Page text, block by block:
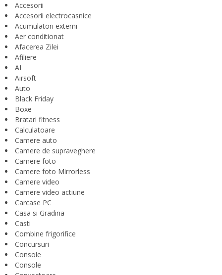
Accesorii
Accesorii electrocasnice
Acumulatori externi
Aer conditionat
Afacerea Zilei
Afiliere
AI
Airsoft
Auto
Black Friday
Boxe
Bratari fitness
Calculatoare
Camere auto
Camere de supraveghere
Camere foto
Camere foto Mirrorless
Camere video
Camere video actiune
Carcase PC
Casa si Gradina
Casti
Combine frigorifice
Concursuri
Console
Console